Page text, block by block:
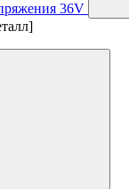
36V